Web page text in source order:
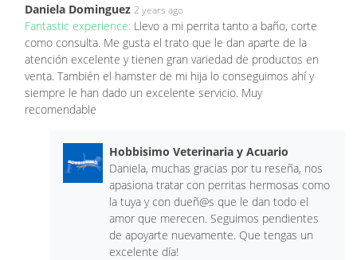
Daniela Dominguez 2 years ago
Fantastic experience: Llevo a mi perrita tanto a baño, corte
como consulta. Me gusta el trato que le dan aparte de la
atención excelente y tienen gran variedad de productos en
venta. También el hamster de mi hija lo conseguimos ahí y
siempre le han dado un excelente servicio. Muy
recomendable
Hobbisimo Veterinaria y Acuario
Daniela, muchas gracias por tu reseña, nos
apasiona tratar con perritas hermosas como
la tuya y con dueñ@s que le dan todo el
amor que merecen. Seguimos pendientes
de apoyarte nuevamente. Que tengas un
excelente día!